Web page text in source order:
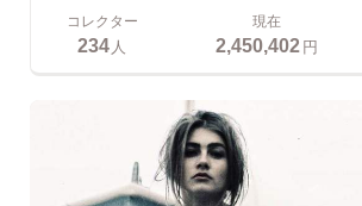
コレクター
234人
現在
2,450,402円